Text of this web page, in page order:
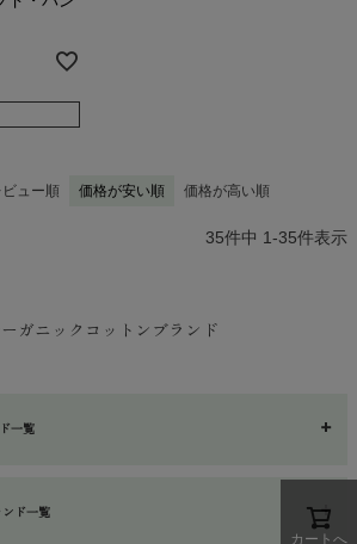
ビュー順 価格が安い順 価格が高い順
35件中 1-35件表示
ガニックコットンブランド
一覧
ド一覧
カートへ